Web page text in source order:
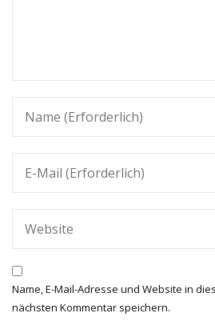
Name, E-Mail-Adresse und Website in
nächsten Kommentar speichern.